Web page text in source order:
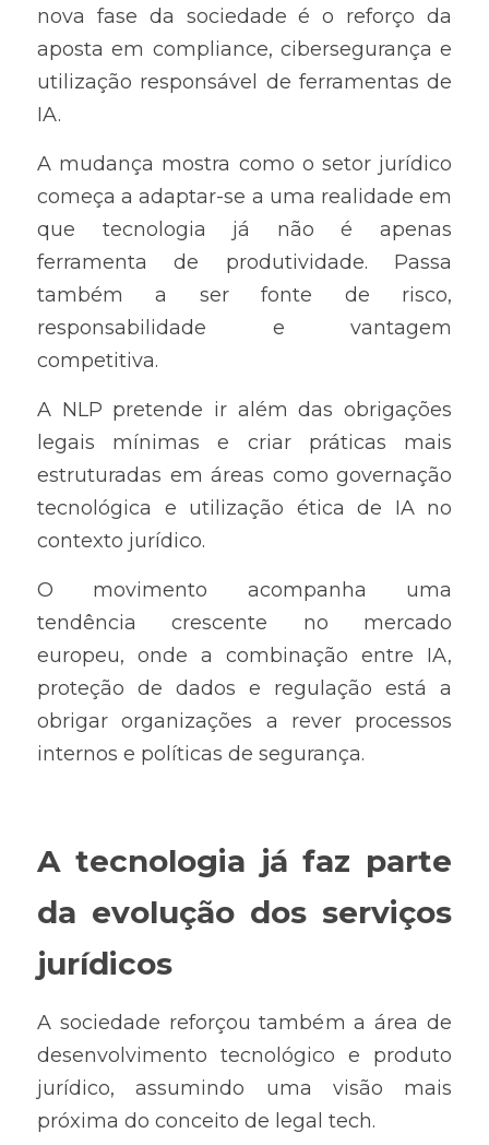
nova fase da sociedade é o reforço da
aposta em compliance, cibersegurança e
utilização responsável de ferramentas de
IA.
A mudança mostra como o setor jurídico
começa a adaptar-se a uma realidade em
que tecnologia já não é apenas
ferramenta de produtividade. Passa
também a ser fonte de risco,
responsabilidade e vantagem
competitiva.
A NLP pretende ir além das obrigações
legais mínimas e criar práticas mais
estruturadas em áreas como governação
tecnológica e utilização ética de IA no
contexto jurídico.
O movimento acompanha uma
tendência crescente no mercado
europeu, onde a combinação entre IA,
proteção de dados e regulação está a
obrigar organizações a rever processos
internos e políticas de segurança.
A tecnologia já faz parte
da evolução dos serviços
jurídicos
A sociedade reforçou também a área de
desenvolvimento tecnológico e produto
jurídico, assumindo uma visão mais
próxima do conceito de legal tech.